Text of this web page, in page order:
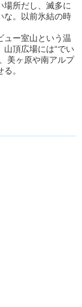
場所だし、滅多に
な。以前氷結の時
ュー室山という温
山頂広場には“でい
美ヶ原や南アルプ
。